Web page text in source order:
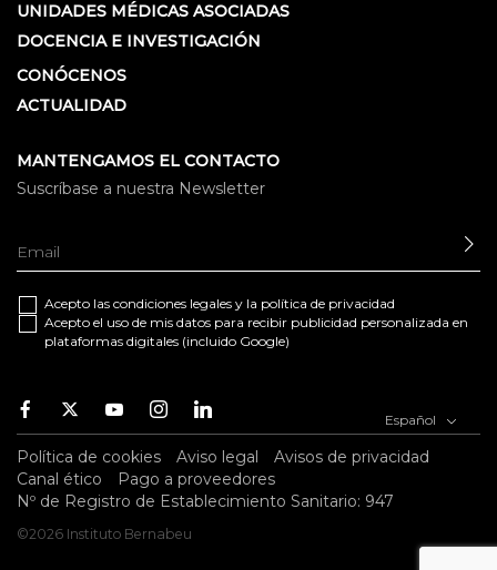
UNIDADES MÉDICAS ASOCIADAS
DOCENCIA E INVESTIGACIÓN
CONÓCENOS
ACTUALIDAD
MANTENGAMOS EL CONTACTO
Suscríbase a nuestra Newsletter
Acepto las condiciones legales y la política de privacidad
Acepto el uso de mis datos para recibir publicidad personalizada en
plataformas digitales (incluido Google)
Facebook
TwitterYoutubeInstagramYoutube Español
Política de cookies Aviso legal
Avisos de privacidad
Canal ético
Pago a proveedores
Nº de Registro de Establecimiento Sanitario: 947
©2026 Instituto Bernabeu